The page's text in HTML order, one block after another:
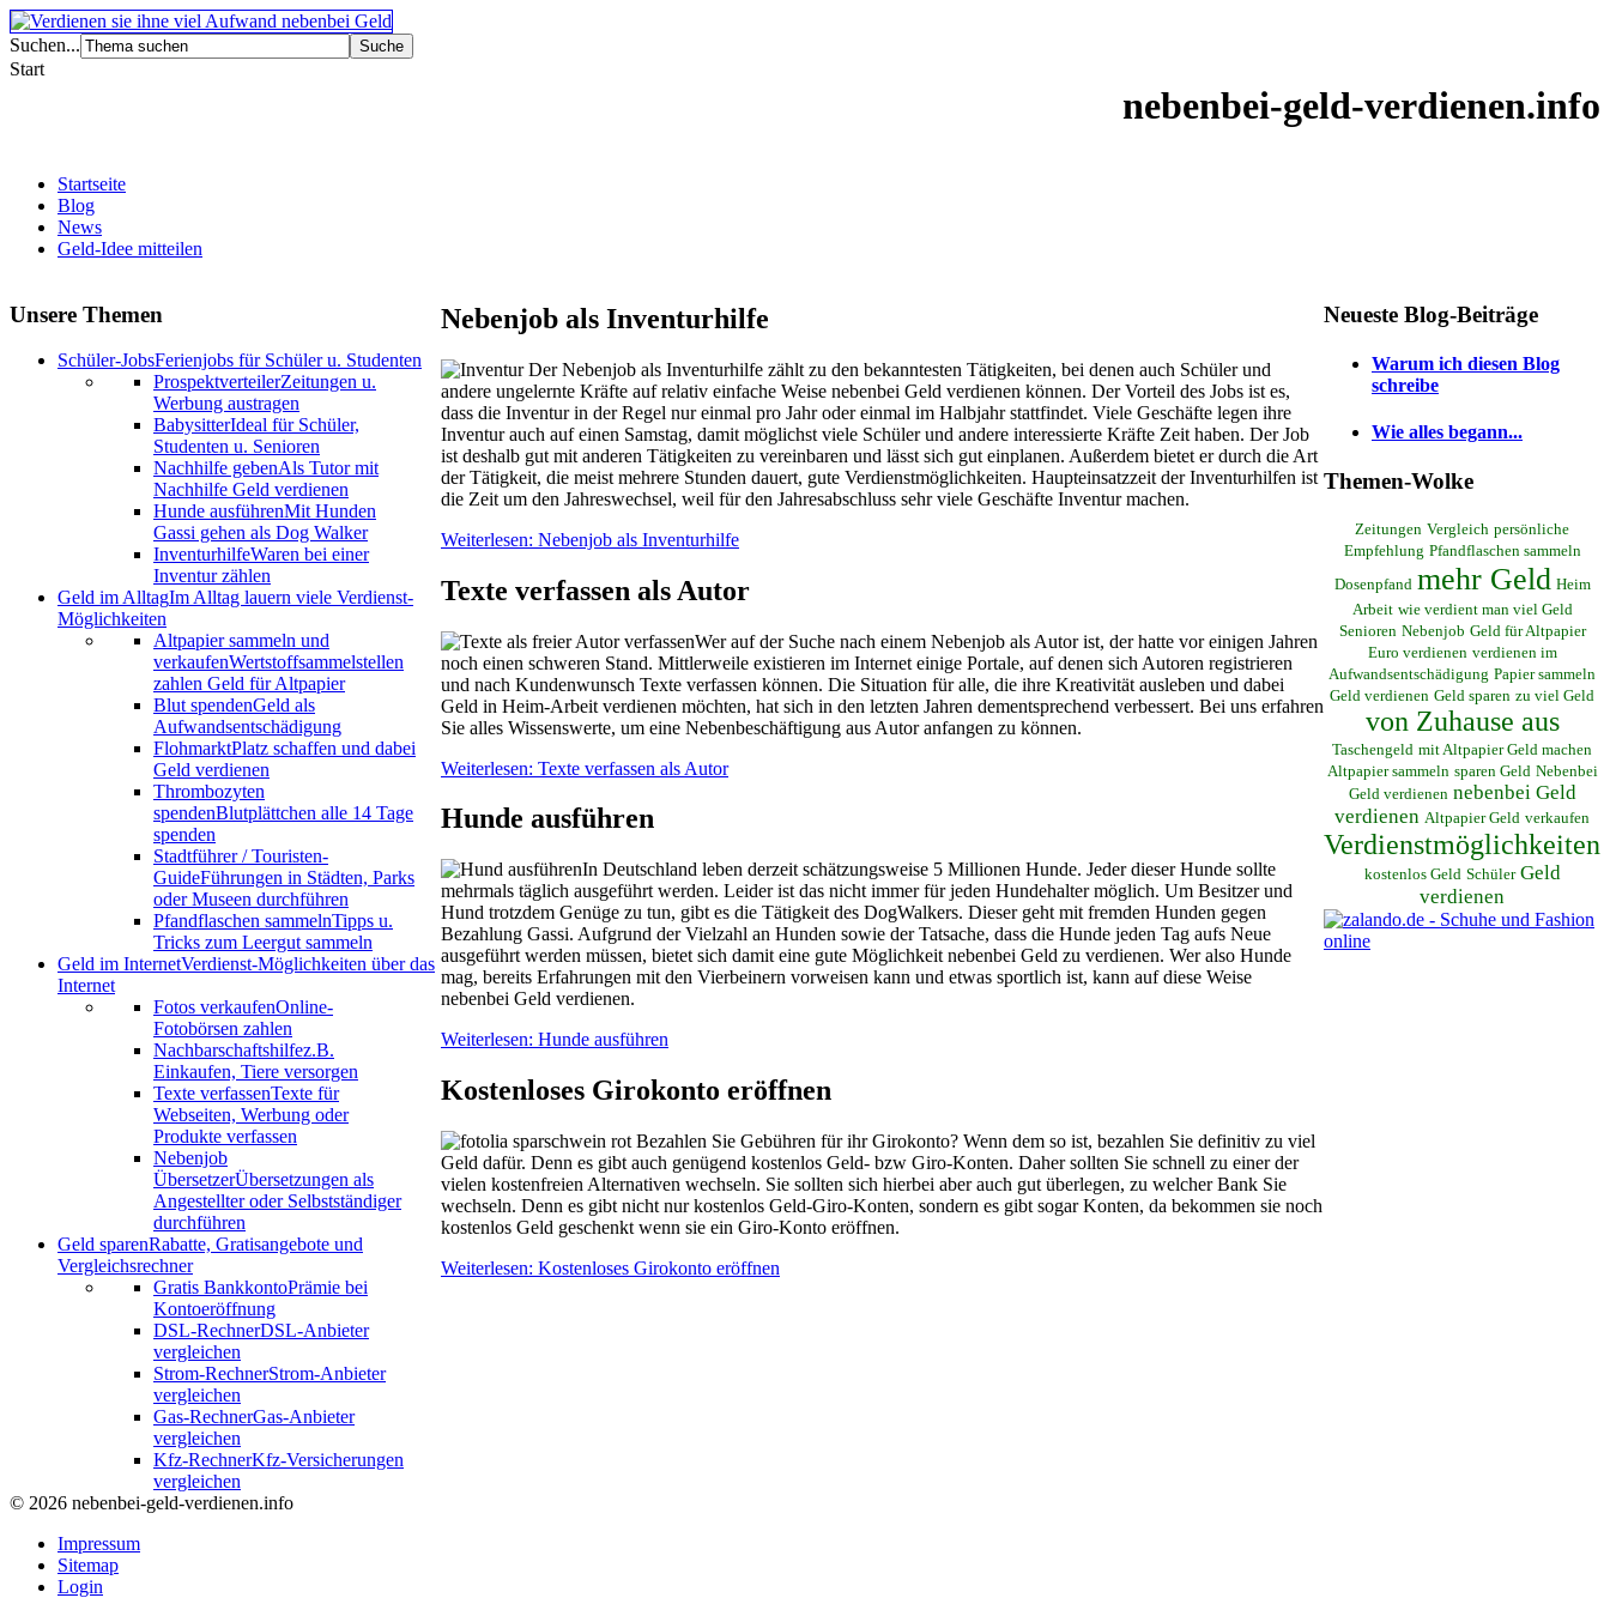
Suchen...
nebenbei-geld-verdienen.info
Start
Startseite
Blog
News
Geld-Idee mitteilen
Unsere Themen
Schüler-JobsFerienjobs für Schüler u. Studenten
ProspektverteilerZeitungen u.
Werbung austragen
BabysitterIdeal für Schüler,
Studenten u. Senioren
Nachhilfe gebenAls Tutor mit
Nachhilfe Geld verdienen
Hunde ausführenMit Hunden
Gassi gehen als Dog Walker
InventurhilfeWaren bei einer
Inventur zählen
Geld im AlltagIm Alltag lauern viele Verdienst-
Möglichkeiten
Altpapier sammeln und
verkaufenWertstoffsammelstellen
zahlen Geld für Altpapier
Blut spendenGeld als
Aufwandsentschädigung
FlohmarktPlatz schaffen und dabei
Geld verdienen
Thrombozyten
spendenBlutplättchen alle 14 Tage
spenden
Stadtführer / Touristen-
GuideFührungen in Städten, Parks
oder Museen durchführen
Pfandflaschen sammelnTipps u.
Tricks zum Leergut sammeln
Geld im InternetVerdienst-Möglichkeiten über das
Internet
Fotos verkaufenOnline-
Fotobörsen zahlen
Nachbarschaftshilfez.B.
Einkaufen, Tiere versorgen
Texte verfassenTexte für
Webseiten, Werbung oder
Produkte verfassen
Nebenjob
ÜbersetzerÜbersetzungen als
Angestellter oder Selbstständiger
durchführen
Geld sparenRabatte, Gratisangebote und
Vergleichsrechner
Gratis BankkontoPrämie bei
Kontoeröffnung
DSL-RechnerDSL-Anbieter
vergleichen
Strom-RechnerStrom-Anbieter
vergleichen
Gas-RechnerGas-Anbieter
vergleichen
Kfz-RechnerKfz-Versicherungen
vergleichen
Nebenjob als Inventurhilfe
Der Nebenjob als Inventurhilfe zählt zu den bekanntesten Tätigkeiten, bei denen auch Schüler und
andere ungelernte Kräfte auf relativ einfache Weise nebenbei Geld verdienen können. Der Vorteil des Jobs ist es,
dass die Inventur in der Regel nur einmal pro Jahr oder einmal im Halbjahr stattfindet. Viele Geschäfte legen ihre
Inventur auch auf einen Samstag, damit möglichst viele Schüler und andere interessierte Kräfte Zeit haben. Der Job
ist deshalb gut mit anderen Tätigkeiten zu vereinbaren und lässt sich gut einplanen. Außerdem bietet er durch die Art
der Tätigkeit, die meist mehrere Stunden dauert, gute Verdienstmöglichkeiten. Haupteinsatzzeit der Inventurhilfen ist
die Zeit um den Jahreswechsel, weil für den Jahresabschluss sehr viele Geschäfte Inventur machen.
Weiterlesen: Nebenjob als Inventurhilfe
Texte verfassen als Autor
Wer auf der Suche nach einem Nebenjob als Autor ist, der hatte vor einigen Jahren
noch einen schweren Stand. Mittlerweile existieren im Internet einige Portale, auf denen sich Autoren registrieren
und nach Kundenwunsch Texte verfassen können. Die Situation für alle, die ihre Kreativität ausleben und dabei
Geld in Heim-Arbeit verdienen möchten, hat sich in den letzten Jahren dementsprechend verbessert. Bei uns erfahren
Sie alles Wissenswerte, um eine Nebenbeschäftigung aus Autor anfangen zu können.
Weiterlesen: Texte verfassen als Autor
Hunde ausführen
In Deutschland leben derzeit schätzungsweise 5 Millionen Hunde. Jeder dieser Hunde sollte
mehrmals täglich ausgeführt werden. Leider ist das nicht immer für jeden Hundehalter möglich. Um Besitzer und
Hund trotzdem Genüge zu tun, gibt es die Tätigkeit des DogWalkers. Dieser geht mit fremden Hunden gegen
Bezahlung Gassi. Aufgrund der Vielzahl an Hunden sowie der Tatsache, dass die Hunde jeden Tag aufs Neue
ausgeführt werden müssen, bietet sich damit eine gute Möglichkeit nebenbei Geld zu verdienen. Wer also Hunde
mag, bereits Erfahrungen mit den Vierbeinern vorweisen kann und etwas sportlich ist, kann auf diese Weise
nebenbei Geld verdienen.
Weiterlesen: Hunde ausführen
Kostenloses Girokonto eröffnen
Bezahlen Sie Gebühren für ihr Girokonto? Wenn dem so ist, bezahlen Sie definitiv zu viel
Geld dafür. Denn es gibt auch genügend kostenlos Geld- bzw Giro-Konten. Daher sollten Sie schnell zu einer der
vielen kostenfreien Alternativen wechseln. Sie sollten sich hierbei aber auch gut überlegen, zu welcher Bank Sie
wechseln. Denn es gibt nicht nur kostenlos Geld-Giro-Konten, sondern es gibt sogar Konten, da bekommen sie noch
kostenlos Geld geschenkt wenn sie ein Giro-Konto eröffnen.
Weiterlesen: Kostenloses Girokonto eröffnen
Neueste Blog-Beiträge
Warum ich diesen Blog
schreibe
Wie alles begann...
Themen-Wolke
Zeitungen Vergleich persönliche
Empfehlung Pfandflaschen sammeln
Dosenpfand mehr Geld Heim
Arbeit wie verdient man viel Geld
Senioren Nebenjob Geld für Altpapier
Euro verdienen verdienen im
Aufwandsentschädigung Papier sammeln
Geld verdienen Geld sparen zu viel Geld
von Zuhause aus
Taschengeld mit Altpapier Geld machen
Altpapier sammeln sparen Geld Nebenbei
Geld verdienen nebenbei Geld
verdienen Altpapier Geld verkaufen
Verdienstmöglichkeiten
kostenlos Geld Schüler Geld
verdienen
© 2026 nebenbei-geld-verdienen.info
Impressum
Sitemap
Login